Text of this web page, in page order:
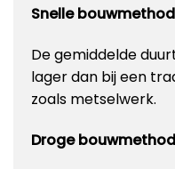
Snelle
De gemiddelde
lager dan bij een
zoals metselwerk.
Droge